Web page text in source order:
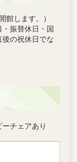
館します。）
・振替休日・国
の祝休日でな
チェアあり